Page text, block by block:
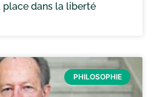
place dans la liberté
PHILOSOPHIE